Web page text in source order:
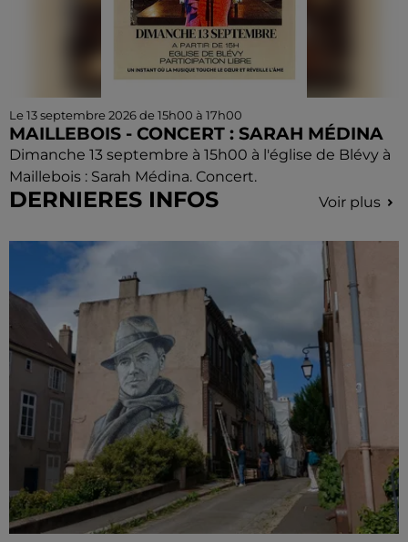
Le 13 septembre 2026 de 15h00 à 17h00
MAILLEBOIS - CONCERT : SARAH MÉDINA
Dimanche 13 septembre à 15h00 à l'église de Blévy à
Maillebois : Sarah Médina. Concert.
DERNIERES INFOS Voir plus